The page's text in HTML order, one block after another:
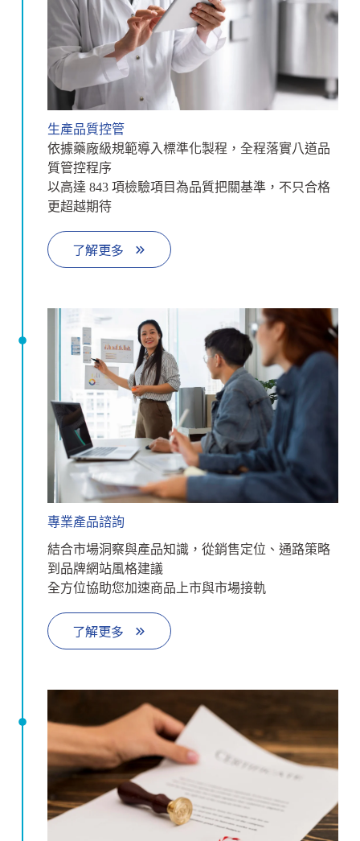
生產品質控管
依據藥廠級規範導入標準化製程，全程落實八道品
質管控程序
以高達 843 項檢驗項目為品質把關基準，不只合格
更超越期待
了解更多
專業產品諮詢
結合市場洞察與產品知識，從銷售定位、通路策略
到品牌網站風格建議
全方位協助您加速商品上市與市場接軌
了解更多